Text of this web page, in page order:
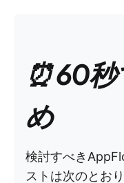
⏰ 60
め
検討すべき
ストは次のとおり